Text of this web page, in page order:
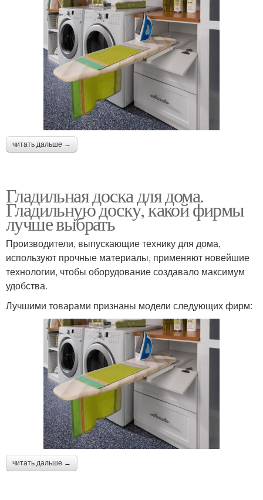
читать дальше →
Гладильная доска для дома.
Гладильную доску, какой фирмы
лучше выбрать
Производители, выпускающие технику для дома,
используют прочные материалы, применяют новейшие
технологии, чтобы оборудование создавало максимум
удобства.
Лучшими товарами признаны модели следующих фирм:
читать дальше →